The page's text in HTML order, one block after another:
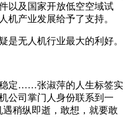
以及国家开放低空空域试
机产业发展给予了支持。
无人机行业最大的利好。
定……张淑萍的人生标签实
公司掌门人身份联系到一
稍纵即逝，敢想，就要敢